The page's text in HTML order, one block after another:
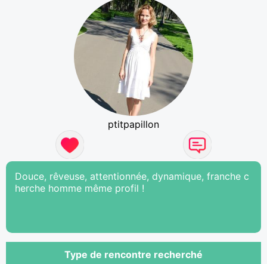
ptitpapillon
Douce, rêveuse, attentionnée, dynamique, franche c
herche homme même profil !
Type de rencontre recherché